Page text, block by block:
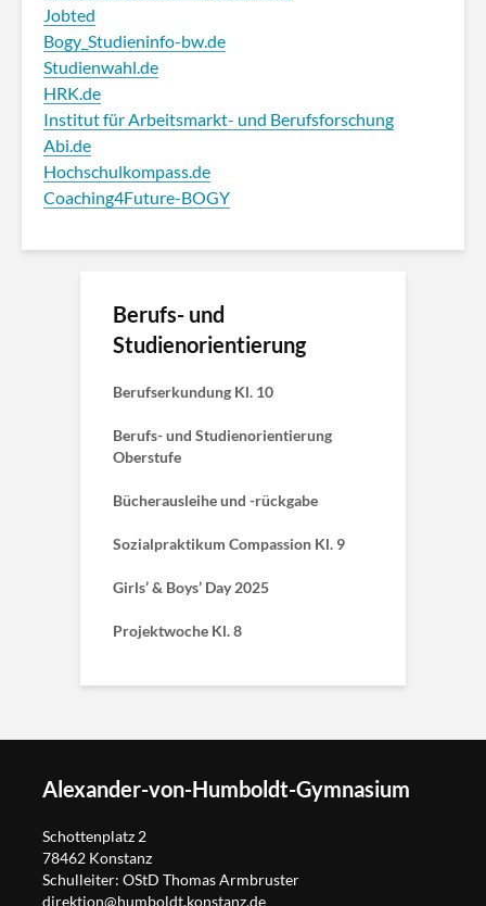
Jobted
Bogy_Studieninfo-bw.de
Studienwahl.de
HRK.de
Institut für Arbeitsmarkt- und Berufsforschung
Abi.de
Hochschulkompass.de
Coaching4Future-BOGY
Berufs- und
Studienorientierung
Berufserkundung Kl. 10
Berufs- und Studienorientierung
Oberstufe
Bücherausleihe und -rückgabe
Sozialpraktikum Compassion Kl. 9
Girls’ & Boys’ Day 2025
Projektwoche Kl. 8
Alexander-von-Humboldt-Gymnasium
Schottenplatz 2
78462 Konstanz
Schulleiter: OStD Thomas Armbruster
direktion@humboldt.konstanz.de